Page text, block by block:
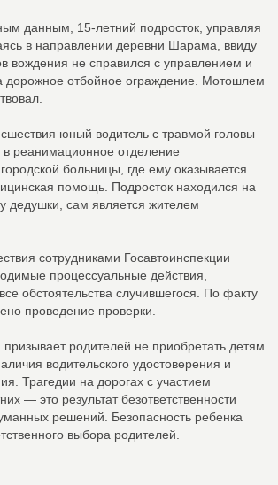
данным, 15-летний подросток, управляя
в направлении деревни Шарама, ввиду
вождения не справился с управлением и
дорожное отбойное ограждение. Мотошлем
юный водитель с травмой головы
в реанимационное отделение
больницы, где ему оказывается
помощь. Подросток находился на
дедушки, сам является жителем
сотрудниками Госавтоинспекции
процессуальные действия,
обстоятельства случившегося. По факту
проведение проверки.
призывает родителей не приобретать детям
водительского удостоверения и
Трагедии на дорогах с участием
— это результат безответственности
решений. Безопасность ребенка
выбора родителей.